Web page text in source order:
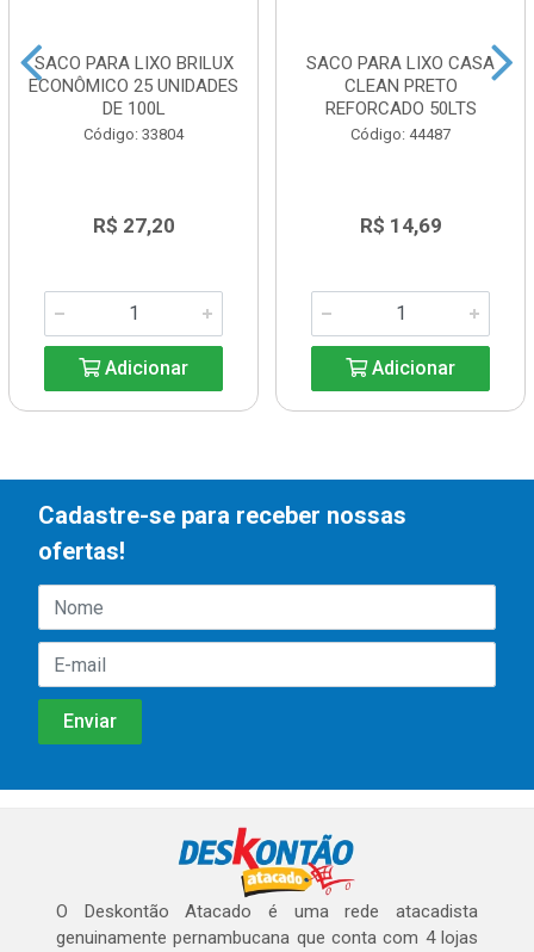
SACO PARA LIXO BRILUX
ECONÔMICO 25 UNIDADES
DE 100L
Código: 33804
R$ 27,20
Adicionar
SACO PARA LIXO CASA
CLEAN PRETO
REFORCADO 50LTS
Código: 44487
R$ 14,69
Adicionar
Cadastre-se para receber nossas
ofertas!
O Deskontão Atacado é uma rede atacadista
genuinamente pernambucana que conta com 4 lojas